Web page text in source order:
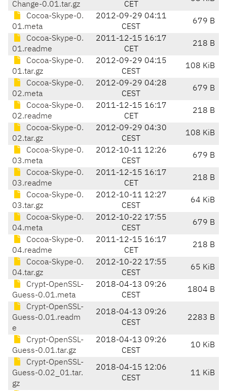
Change-0.01.tar.gz
CET
Cocoa-Skype-0.
01.meta
2012-09-29 04:11
CEST
679 B
Cocoa-Skype-0.
01.readme
2011-12-15 16:17
CET
218 B
Cocoa-Skype-0.
01.tar.gz
2012-09-29 04:15
CEST
108 KiB
Cocoa-Skype-0.
02.meta
2012-09-29 04:28
CEST
679 B
Cocoa-Skype-0.
02.readme
2011-12-15 16:17
CET
218 B
Cocoa-Skype-0.
02.tar.gz
2012-09-29 04:30
CEST
108 KiB
Cocoa-Skype-0.
03.meta
2012-10-11 12:26
CEST
679 B
Cocoa-Skype-0.
03.readme
2011-12-15 16:17
CET
218 B
Cocoa-Skype-0.
03.tar.gz
2012-10-11 12:27
CEST
64 KiB
Cocoa-Skype-0.
04.meta
2012-10-22 17:55
CEST
679 B
Cocoa-Skype-0.
04.readme
2011-12-15 16:17
CET
218 B
Cocoa-Skype-0.
04.tar.gz
2012-10-22 17:55
CEST
65 KiB
Crypt-OpenSSL-
Guess-0.01.meta
2018-04-13 09:26
CEST
1804 B
Crypt-OpenSSL-
Guess-0.01.readm
e
2018-04-13 09:26
CEST
2283 B
Crypt-OpenSSL-
Guess-0.01.tar.gz
2018-04-13 09:26
CEST
10 KiB
Crypt-OpenSSL-
Guess-0.02_01.tar.
gz
2018-04-15 12:06
CEST
11 KiB